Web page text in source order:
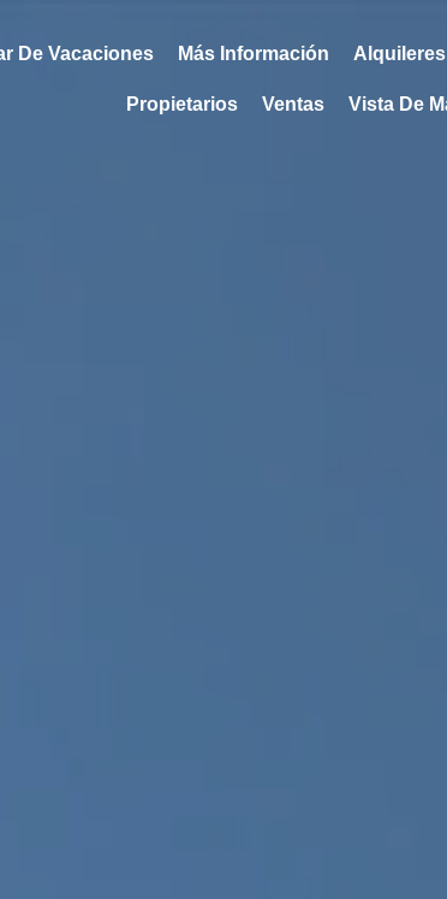
De Vacaciones Más Información
Propietarios Ventas Vista De